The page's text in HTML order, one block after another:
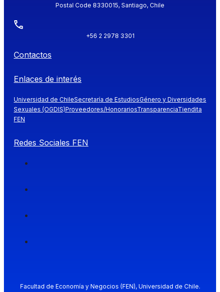
Postal Code 8330015, Santiago, Chile
+56 2 2978 3301
Contactos
Enlaces de interés
Universidad de ChileSecretaría de EstudiosGénero y Diversidades
Sexuales (OGDIS)Proveedores/HonorariosTransparenciaTiendita
FEN
Redes Sociales FEN
Facultad de Economía y Negocios (FEN), Universidad de Chile.